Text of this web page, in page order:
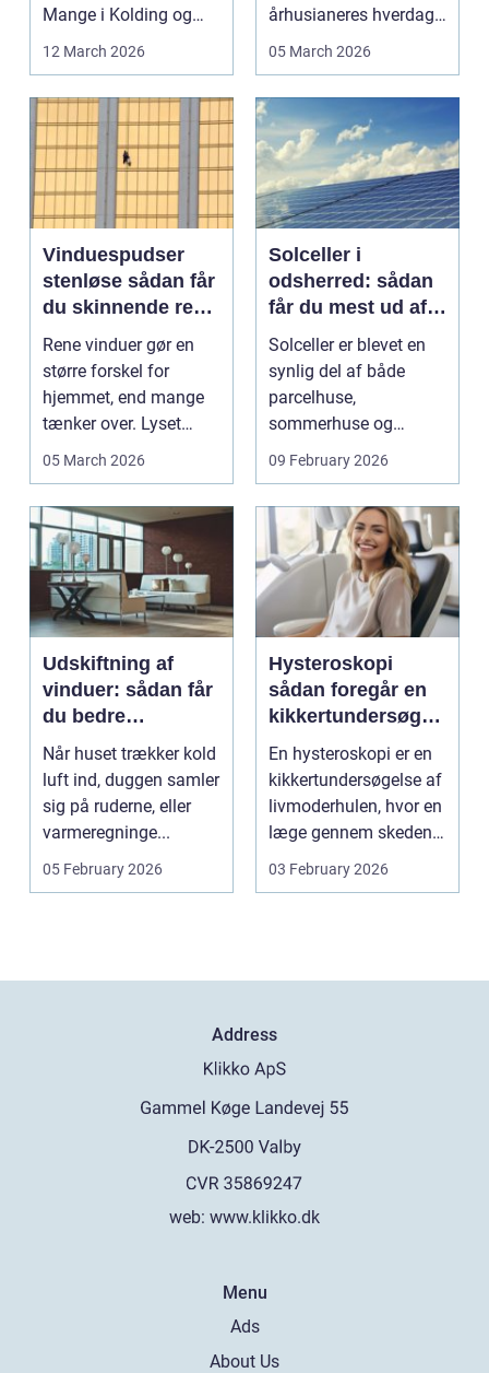
Mange i Kolding og
omegn søger p...
12 March 2026
århusianeres hverdag.
Flere bruger den både
05 March 2026
Vinduespudser
stenløse sådan får
du skinnende rene
ruder året rundt
Rene vinduer gør en
større forskel for
hjemmet, end mange
tænker over. Lyset
falder anderledes ind,
05 March 2026
Solceller i
odsherred: sådan
får du mest ud af
solen
Solceller er blevet en
synlig del af både
parcelhuse,
sommerhuse og
mindre erhverv i
Odsherred. Mang...
09 February 2026
Udskiftning af
vinduer: sådan får
du bedre
indeklima og
lavere
varmeregning
Når huset trækker kold
luft ind, duggen samler
sig på ruderne, eller
varmeregninge...
05 February 2026
Hysteroskopi
sådan foregår en
kikkertundersøgel
se af livmoderen
En hysteroskopi er en
kikkertundersøgelse af
livmoderhulen, hvor en
læge gennem skeden
og livmoderha...
03 February 2026
Address
web: www.klikko.dk
Menu
Ads
About Us